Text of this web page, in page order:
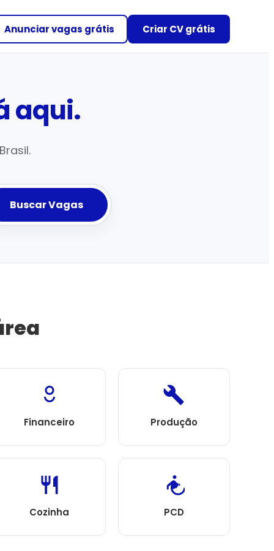
Anunciar vagas grátis Criar CV grátis
aqui.
Buscar Vagas
Financeiro Produção
Cozinha PCD